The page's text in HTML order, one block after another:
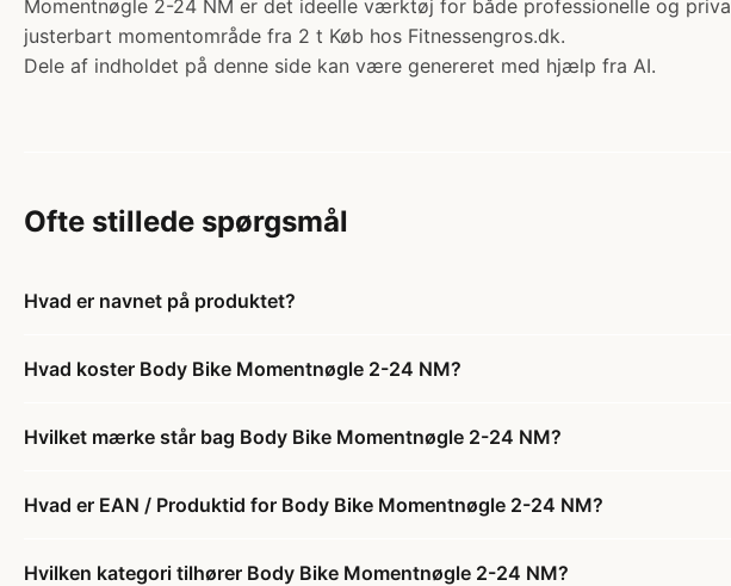
Momentnøgle 2-24 NM er det ideelle værktøj for både professionelle og
justerbart momentområde fra 2 t Køb hos Fitnessengros.dk.
Dele af indholdet på denne side kan være genereret med hjælp fra AI.
Ofte stillede spørgsmål
Hvad er navnet på produktet?
Hvad koster Body Bike Momentnøgle 2-24 NM?
Hvilket mærke står bag Body Bike Momentnøgle 2-24 NM?
Hvad er EAN / Produktid for Body Bike Momentnøgle 2-24 NM?
Hvilken kategori tilhører Body Bike Momentnøgle 2-24 NM?